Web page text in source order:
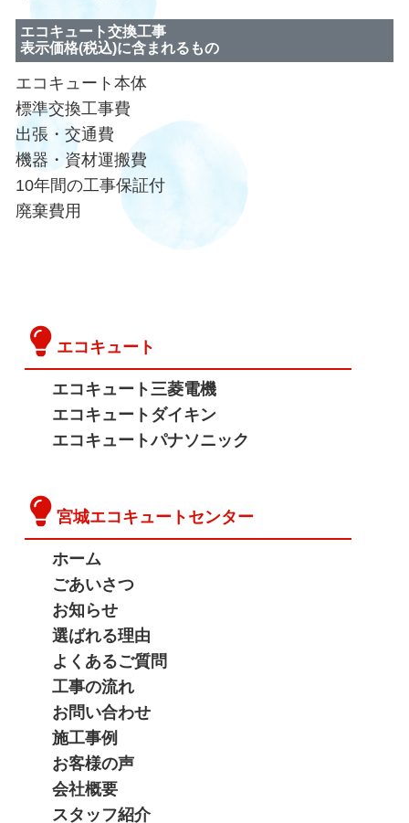
エコキュート交換工事
表示価格(税込)に含まれるもの
エコキュート本体
標準交換工事費
出張・交通費
機器・資材運搬費
10年間の工事保証付
廃棄費用
宮城エコキュートセンター
ホーム
ごあいさつ
お知らせ
選ばれる理由
よくあるご質問
工事の流れ
お問い合わせ
施工事例
お客様の声
会社概要
スタッフ紹介
エコキュート
エコキュート三菱電機
エコキュートダイキン
エコキュートパナソニック